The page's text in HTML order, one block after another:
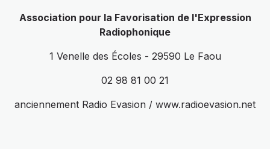
Association pour la Favorisation de l'Expression
Radiophonique
1 Venelle des Écoles - 29590 Le Faou
02 98 81 00 21
anciennement Radio Evasion / www.radioevasion.net